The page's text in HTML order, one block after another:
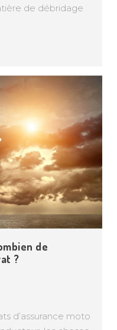
de débridage
de
?
d’assurance moto